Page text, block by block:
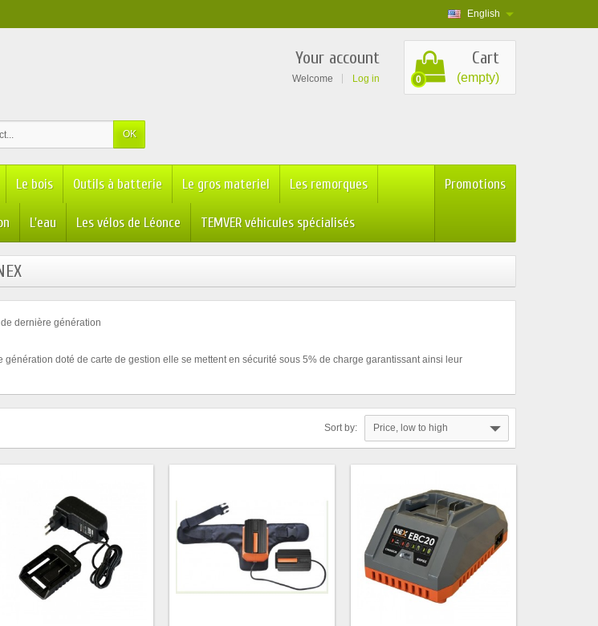
English
OK
Cart
(empty)
0
Your account
Welcome Log in
Promotions
Le bois Outils à batterie Le gros materiel Les remorques
L'eau Les vélos de Léonce TEMVER véhicules spécialisés
dernière génération
génération doté de carte de gestion elle se mettent en sécurité sous 5% de charge garantissant ainsi leur
Sort by: Price, low to high